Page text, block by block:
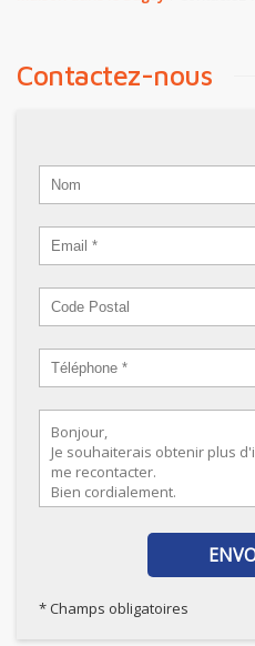
Contactez-nous
* Champs obligatoires